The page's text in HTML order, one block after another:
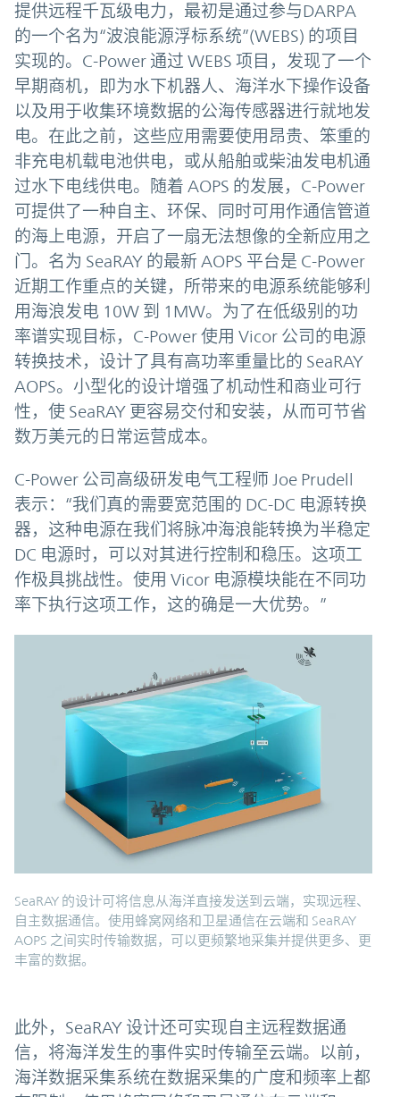
提供远程千瓦级电力，最初是通过参与DARPA
的一个名为“波浪能源浮标系统”(WEBS) 的项目
实现的。C-Power 通过 WEBS 项目，发现了一个
早期商机，即为水下机器人、海洋水下操作设备
以及用于收集环境数据的公海传感器进行就地发
电。在此之前，这些应用需要使用昂贵、笨重的
非充电机载电池供电，或从船舶或柴油发电机通
过水下电线供电。随着 AOPS 的发展，C-Power
可提供了一种自主、环保、同时可用作通信管道
的海上电源，开启了一扇无法想像的全新应用之
门。名为 SeaRAY 的最新 AOPS 平台是 C-Power
近期工作重点的关键，所带来的电源系统能够利
用海浪发电 10W 到 1MW。为了在低级别的功
率谱实现目标，C-Power 使用 Vicor 公司的电源
转换技术，设计了具有高功率重量比的 SeaRAY
AOPS。小型化的设计增强了机动性和商业可行
性，使 SeaRAY 更容易交付和安装，从而可节省
数万美元的日常运营成本。
C-Power 公司高级研发电气工程师 Joe Prudell
表示：“我们真的需要宽范围的 DC-DC 电源转换
器，这种电源在我们将脉冲海浪能转换为半稳定
DC 电源时，可以对其进行控制和稳压。这项工
作极具挑战性。使用 Vicor 电源模块能在不同功
率下执行这项工作，这的确是一大优势。”
SeaRAY 的设计可将信息从海洋直接发送到云端，实现远程、
自主数据通信。使用蜂窝网络和卫星通信在云端和 SeaRAY
AOPS 之间实时传输数据，可以更频繁地采集并提供更多、更
丰富的数据。
此外，SeaRAY 设计还可实现自主远程数据通
信，将海洋发生的事件实时传输至云端。以前，
海洋数据采集系统在数据采集的广度和频率上都